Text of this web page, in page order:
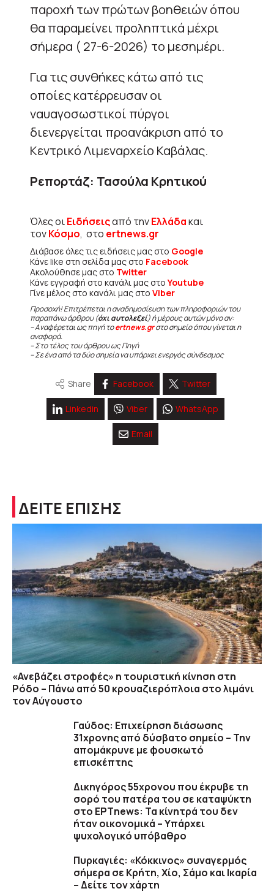
παροχή των πρώτων βοηθειών όπου
θα παραμείνει προληπτικά μέχρι
σήμερα ( 27-6-2026) το μεσημέρι.
Για τις συνθήκες κάτω από τις
οποίες κατέρρευσαν οι
ναυαγοσωστικοί πύργοι
διενεργείται προανάκριση από το
Κεντρικό Λιμεναρχείο Καβάλας.
Ρεπορτάζ: Τασούλα Κρητικού
Όλες οιΕιδήσειςαπό τηνΕλλάδακαι
τονΚόσμο, στο ertnews.gr
Διάβασε όλες τις ειδήσεις μας στο Google
Κάνε like στη σελίδα μας στο Facebook
Ακολούθησε μας στο Twitter
Κάνε εγγραφή στο κανάλι μας στοYoutube
Γίνε μέλος στο κανάλι μας στο Viber
Προσοχή! Επιτρέπεται η αναδημοσίευση των πληροφοριών του
παραπάνω άρθρου (όχι αυτολεξεί) ή μέρους αυτών μόνο αν:
– Αναφέρεται ως πηγή τοertnews.grστο σημείο όπου γίνεται η
αναφορά.
– Στο τέλος του άρθρου ως Πηγή
– Σε ένα από τα δύο σημεία να υπάρχει ενεργός σύνδεσμος
Share Facebook Twitter
Linkedin Viber WhatsApp
Email
ΔΕΙΤΕ ΕΠΙΣΗΣ
«Ανεβάζει στροφές» η τουριστική κίνηση στη
Ρόδο – Πάνω από 50 κρουαζιερόπλοια στο λιμάνι
τον Αύγουστο
Γαύδος: Επιχείρηση διάσωσης
31χρονης από δύσβατο σημείο – Την
απομάκρυνε με φουσκωτό
επισκέπτης
Δικηγόρος 55χρονου που έκρυβε τη
σορό του πατέρα του σε καταψύκτη
στο ΕΡΤnews: Τα κίνητρά του δεν
ήταν οικονομικά – Υπάρχει
ψυχολογικό υπόβαθρο
Πυρκαγιές: «Κόκκινος» συναγερμός
σήμερα σε Κρήτη, Χίο, Σάμο και Ικαρία
– Δείτε τον χάρτη